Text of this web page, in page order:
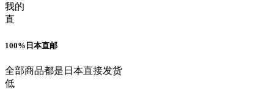
我的
直
100%日本直邮
全部商品都是日本直接发货
低